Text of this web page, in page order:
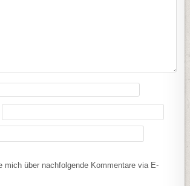
mich über nachfolgende Kommentare via E-